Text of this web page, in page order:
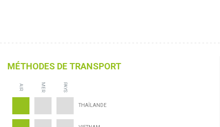
MÉTHODES DE TRANSPORT
AIR MER PAYS
THAÏLANDE